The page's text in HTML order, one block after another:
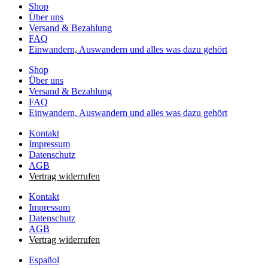
Shop
Über uns
Versand & Bezahlung
FAQ
Einwandern, Auswandern und alles was dazu gehört
Shop
Über uns
Versand & Bezahlung
FAQ
Einwandern, Auswandern und alles was dazu gehört
Kontakt
Impressum
Datenschutz
AGB
Vertrag widerrufen
Kontakt
Impressum
Datenschutz
AGB
Vertrag widerrufen
Español